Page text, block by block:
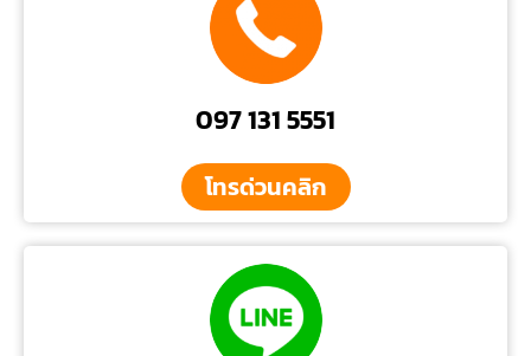
097 131 5551
โทรด่วนคลิก